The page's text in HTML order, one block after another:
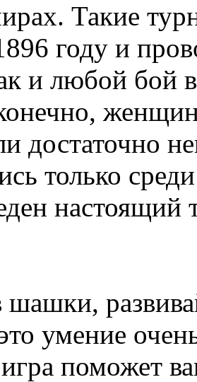
Такие
году и
и любой бой
достаточно
только
шашки,
это умение
поможет